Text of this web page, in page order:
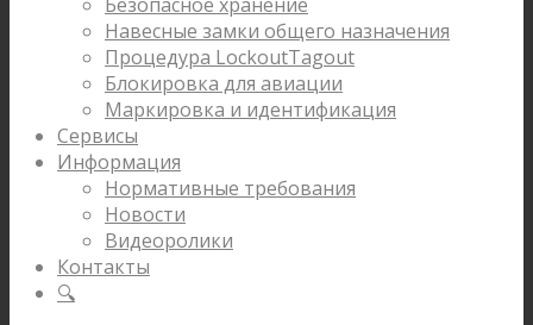
Навесные замки общего назначения
Процедура LockoutTagout
Блокировка для авиации
Маркировка и идентификация
Сервисы
Информация
Нормативные требования
Новости
Видеоролики
Контакты
🔍